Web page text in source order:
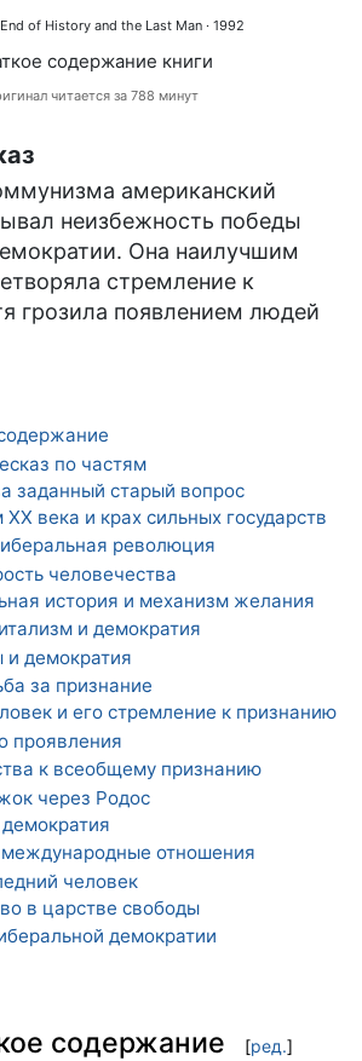
of History and the Last Man · 1992
содержание книги
читается за 788 минут
американский
неизбежность победы
Она наилучшим
стремление к
грозила появлением людей
по частям
заданный старый вопрос
века и крах сильных государств
революция
человечества
история и механизм желания
и демократия
демократия
за признание
и его стремление к признанию
проявления
к всеобщему признанию
через Родос
демократия
отношения
человек
в царстве свободы
демократии
содержание [ред.]